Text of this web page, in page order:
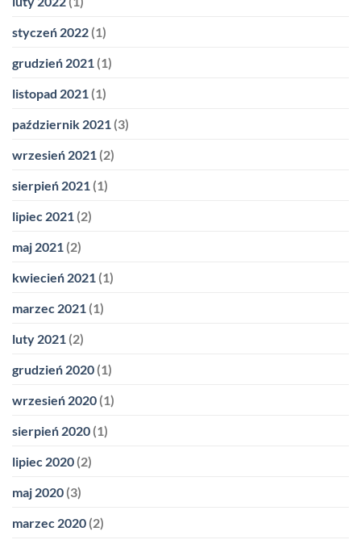
styczeń 2022 (1)
grudzień 2021 (1)
listopad 2021 (1)
październik 2021 (3)
wrzesień 2021 (2)
sierpień 2021 (1)
lipiec 2021 (2)
maj 2021 (2)
kwiecień 2021 (1)
marzec 2021 (1)
luty 2021 (2)
grudzień 2020 (1)
wrzesień 2020 (1)
sierpień 2020 (1)
lipiec 2020 (2)
maj 2020 (3)
marzec 2020 (2)